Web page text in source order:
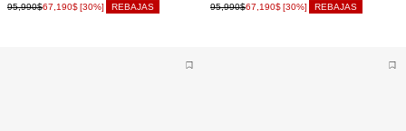
95,990$67,190$[30%] REBAJAS 95,990$67,190$[30%] REBAJAS